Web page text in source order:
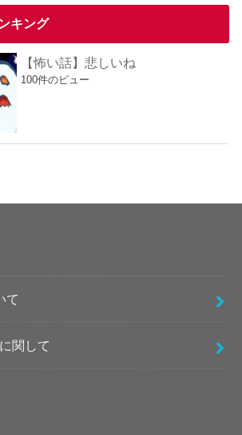
キング
【怖い話】悲しいね
100件のビュー
て
関して